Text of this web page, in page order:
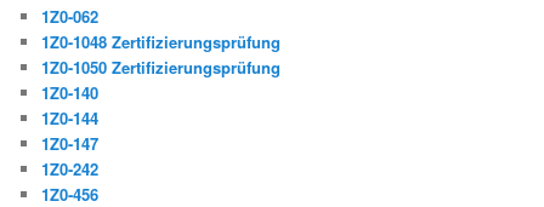
1Z0-062
1Z0-1048 Zertifizierungsprüfung
1Z0-1050 Zertifizierungsprüfung
1Z0-140
1Z0-144
1Z0-147
1Z0-242
1Z0-456